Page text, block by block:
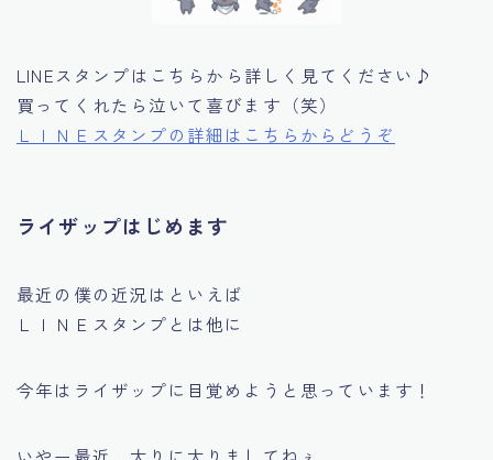
LINEスタンプはこちらから詳しく見てください♪
買ってくれたら泣いて喜びます（笑）
ＬＩＮＥスタンプの詳細はこちらからどうぞ
ライザップはじめます
最近の僕の近況はといえば
ＬＩＮＥスタンプとは他に
今年は ライザップに目覚めようと思っています！